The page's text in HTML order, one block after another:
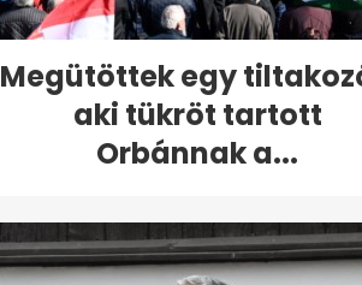
Megütöttek egy
aki tükröt tartott
Orbánnak a...